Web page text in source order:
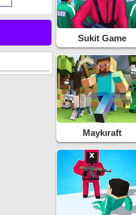
Sukit Game
Maykıraft